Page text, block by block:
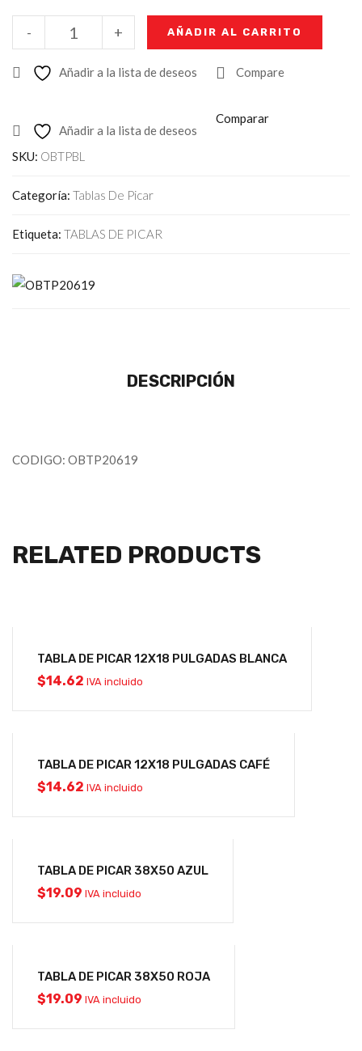
+
- AÑADIR AL CARRITO
Añadir a la lista de deseos Compare
Añadir a la lista de deseos
Comparar
SKU: OBTPBL
Categoría: Tablas De Picar
Etiqueta: TABLAS DE PICAR
DESCRIPCIÓN
CODIGO: OBTP20619
RELATED PRODUCTS
TABLA DE PICAR 12X18 PULGADAS BLANCA
$14.62 IVA incluido
TABLA DE PICAR 12X18 PULGADAS CAFÉ
$14.62 IVA incluido
TABLA DE PICAR 38X50 AZUL
$19.09 IVA incluido
TABLA DE PICAR 38X50 ROJA
$19.09 IVA incluido